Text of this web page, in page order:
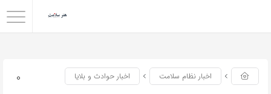
0 اخبار نظام سلامت اخبار حوادث و بلایا